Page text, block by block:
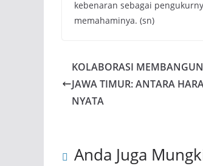
kebenaran sebagai
memahaminya. (sn)
KOLABORASI
JAWA TIMUR: ANTARA
NYATA
Anda Juga